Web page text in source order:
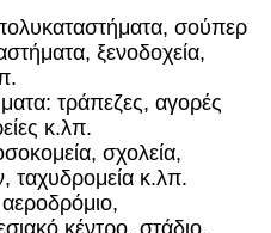
σούπερ
ξενοδοχεία,
τράπεζες, αγορές
κ.λπ.
σχολεία,
ταχυδρομεία κ.λπ.
κέντρο, στάδιο,